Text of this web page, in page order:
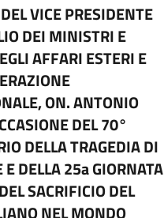
VICE PRESIDENTE
DEI MINISTRI E
AFFARI ESTERI E
ON. ANTONIO
DEL 70°
DELLA TRAGEDIA DI
DELLA 25a GIORNATA
SACRIFICIO DEL
NEL MONDO